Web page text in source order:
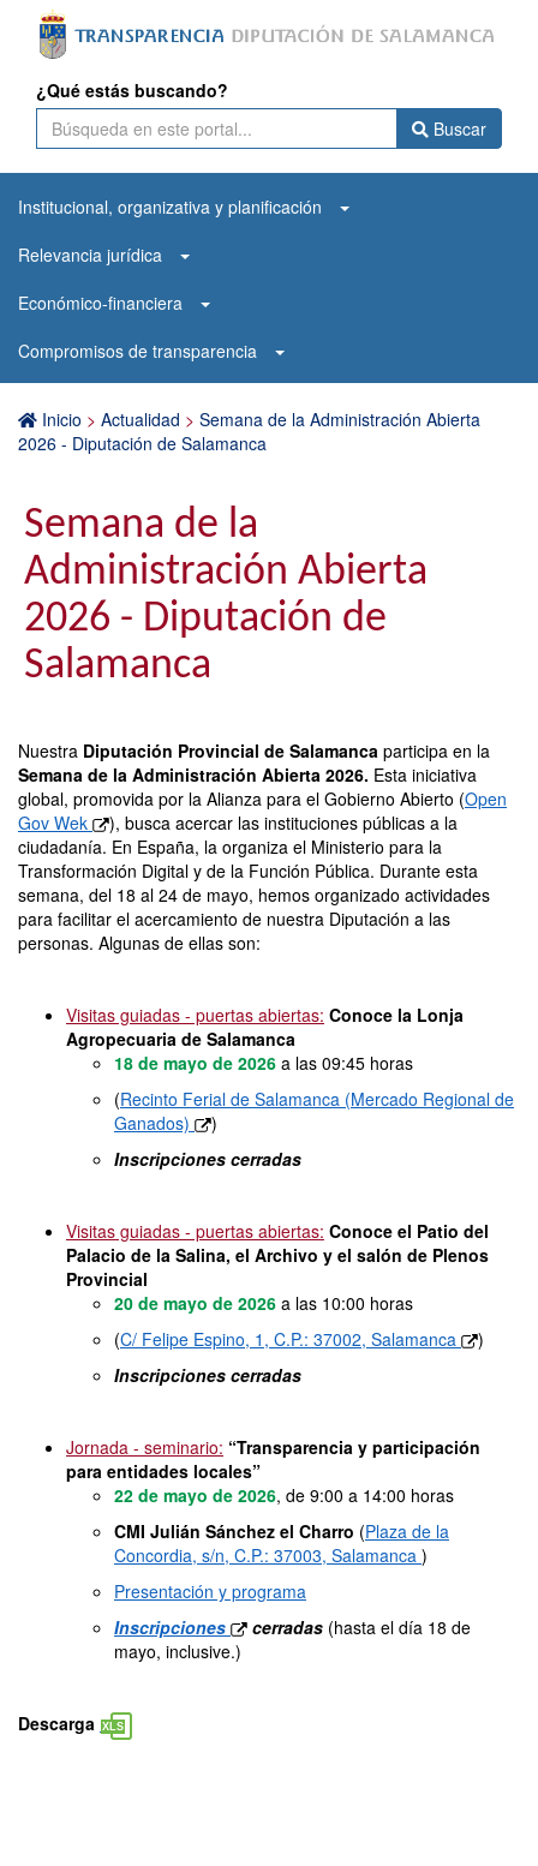
¿Qué estás buscando?
Buscar
Institucional, organizativa y planificación
Relevancia jurídica
Económico-financiera
Compromisos de transparencia
Inicio > Actualidad > Semana de la Administración Abierta
2026 - Diputación de Salamanca
Semana de la
Administración Abierta
2026 - Diputación de
Salamanca
Nuestra Diputación Provincial de Salamanca participa en la
Semana de la Administración Abierta 2026. Esta iniciativa
global, promovida por la Alianza para el Gobierno Abierto (Open
Gov Wek
), busca acercar las instituciones públicas a la
ciudadanía. En España, la organiza el Ministerio para la
Transformación Digital y de la Función Pública. Durante esta
semana, del 18 al 24 de mayo, hemos organizado actividades
para facilitar el acercamiento de nuestra Diputación a las
personas. Algunas de ellas son:
Visitas guiadas - puertas abiertas: Conoce la Lonja
Agropecuaria de Salamanca
18 de mayo de 2026 a las 09:45 horas
(Recinto Ferial de Salamanca (Mercado Regional de
Ganados)
)
Inscripciones cerradas
Visitas guiadas - puertas abiertas: Conoce el Patio del
Palacio de la Salina, el Archivo y el salón de Plenos
Provincial
20 de mayo de 2026 a las 10:00 horas
(C/ Felipe Espino, 1, C.P.: 37002, Salamanca
)
Inscripciones cerradas
Jornada - seminario: “Transparencia y participación
para entidades locales”
22 de mayo de 2026, de 9:00 a 14:00 horas
CMI Julián Sánchez el Charro (Plaza de la
Concordia, s/n, C.P.: 37003, Salamanca )
Presentación y programa
Inscripciones
cerradas (hasta el día 18 de
mayo, inclusive.)
Descarga